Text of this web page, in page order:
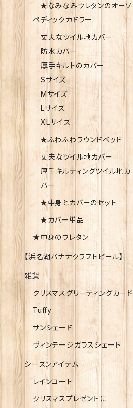
★なみなみウレタンのオーソ
ペディックカドラー
丈夫なツイル地カバー
防水カバー
厚手キルトのカバー
Sサイズ
Mサイズ
Lサイズ
XLサイズ
★ふわふわラウンドベッド
丈夫なツイル地カバー
厚手キルティングツイル地カ
バー
★中身とカバーのセット
★カバー単品
★中身のウレタン
【浜名湖バナナクラフトビール】
雑貨
クリスマスグリーティングカード
Tuffy
サンシェード
ヴィンテージガラスシェード
シーズンアイテム
レインコート
クリスマスプレゼントに